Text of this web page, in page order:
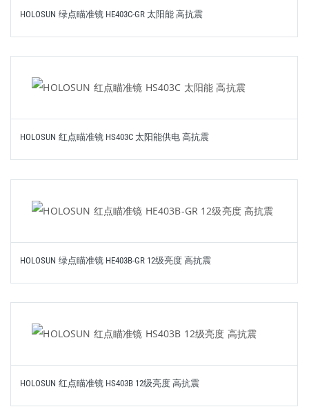
HOLOSUN 绿点瞄准镜 HE403C-GR 太阳能 高抗震
HOLOSUN 红点瞄准镜 HS403C 太阳能供电 高抗震
HOLOSUN 绿点瞄准镜 HE403B-GR 12级亮度 高抗震
HOLOSUN 红点瞄准镜 HS403B 12级亮度 高抗震